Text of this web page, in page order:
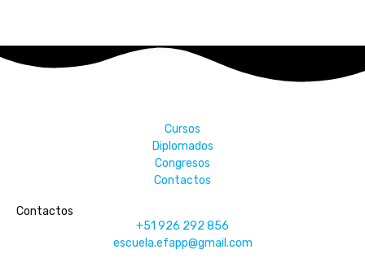
Cursos
Diplomados
Congresos
Contactos
Contactos
+51 926 292 856
escuela.efapp@gmail.com